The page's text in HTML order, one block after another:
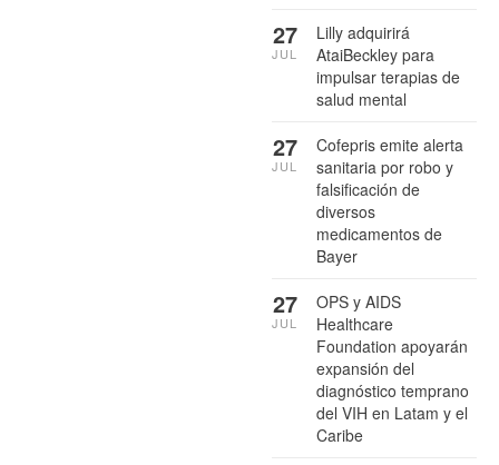
Lilly adquirirá
AtaiBeckley para
impulsar terapias de
salud mental
27
JUL
Cofepris emite alerta
sanitaria por robo y
falsificación de
diversos
medicamentos de
Bayer
27
JUL
OPS y AIDS
Healthcare
Foundation apoyarán
expansión del
diagnóstico temprano
del VIH en Latam y el
Caribe
27
JUL